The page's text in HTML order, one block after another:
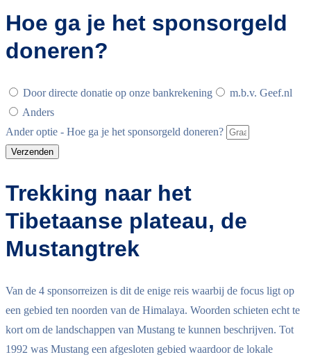
Hoe ga je het sponsorgeld
doneren?
Door directe donatie op onze bankrekening
m.b.v. Geef.nl
Anders
Ander optie - Hoe ga je het sponsorgeld doneren?
Verzenden
Trekking naar het
Tibetaanse plateau, de
Mustangtrek
Van de 4 sponsorreizen is dit de enige reis waarbij de focus ligt op
een gebied ten noorden van de Himalaya. Woorden schieten echt te
kort om de landschappen van Mustang te kunnen beschrijven. Tot
1992 was Mustang een afgesloten gebied waardoor de lokale